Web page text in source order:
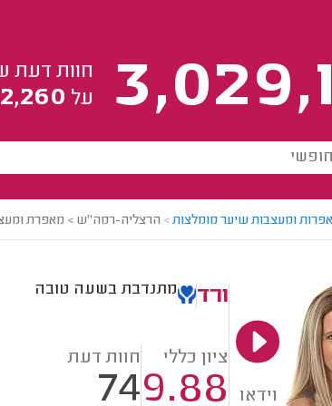
חוות דעת
על
ומעצבות שיער מומלצות> הרצליה-רמה"ש > מאפרת
וידאו
ורד מתנדבת בשעה טובה
ציון כללי
9.88
חוות דעת
74